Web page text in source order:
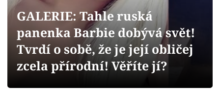
Sledujte prima+
GALERIE: Tahle ruská
panenka Barbie dobývá svět!
Tvrdí o sobě, že je její obličej
zcela přírodní! Věříte jí?